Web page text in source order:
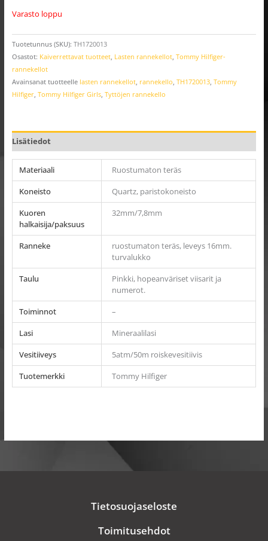
Varasto loppu
Tuotetunnus (SKU): TH1720013
Osastot: Kaiverrettavat tuotteet, Lasten rannekellot, Tommy Hilfiger-
rannekellot
Avainsanat tuotteelle lasten rannekellot, rannekello, TH1720013, Tommy
Hilfiger, Tommy Hilfiger Girls, Tyttöjen rannekello
Lisätiedot
Materiaali
Ruostumaton teräs
Koneisto
Quartz, paristokoneisto
Kuoren
halkaisija/paksuus
32mm/7,8mm
Ranneke
ruostumaton teräs, leveys 16mm.
turvalukko
Taulu
Pinkki, hopeanväriset viisarit ja
numerot.
Toiminnot
–
Lasi
Mineraalilasi
Vesitiiveys
5atm/50m roiskevesitiivis
Tuotemerkki
Tommy Hilfiger
Tietosuojaseloste
Toimitusehdot